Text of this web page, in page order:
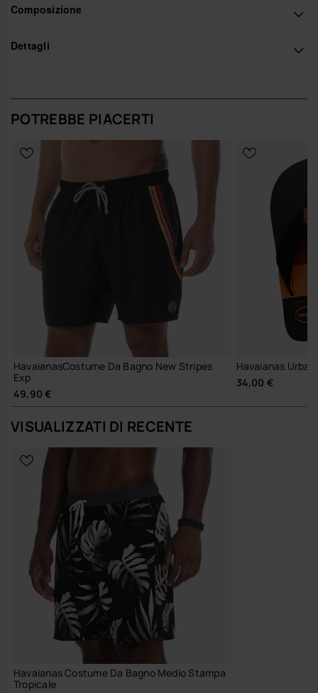
Havaianas in Italia, e porta il tuo stile a un livello superiore.
Composizione
Dettagli
POTREBBE PIACERTI
HavaianasCostume Da Bagno New Stripes
Exp
49,90 €
Havaianas
34,00 €
VISUALIZZATI DI RECENTE
Havaianas Costume Da Bagno Medio Stampa
Tropicale